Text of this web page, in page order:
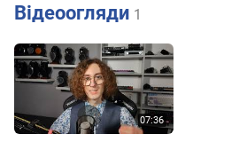
Відеоогляди 1